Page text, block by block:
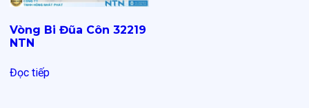
Vòng Bi Đũa Côn 32219
NTN
Đọc tiếp